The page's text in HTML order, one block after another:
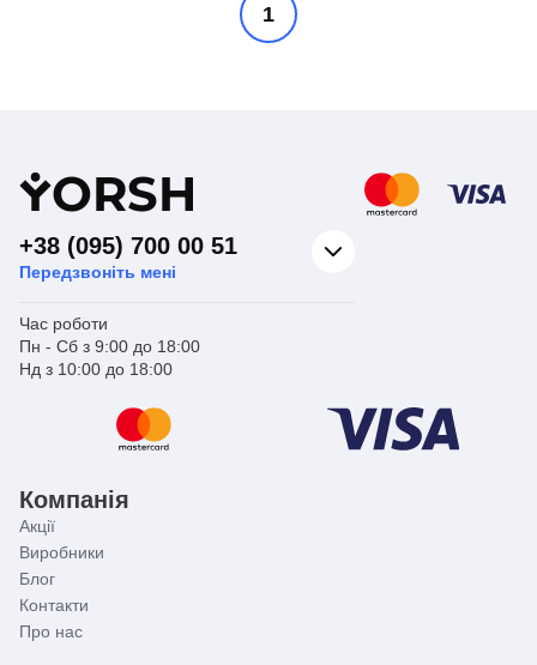
GROHE
1
YORSH
+38 (095) 700 00 51
Передзвоніть мені
Час роботи
Пн - Сб з 9:00 до 18:00
Нд з 10:00 до 18:00
Компанія
Акції
Виробники
Блог
Контакти
Про нас